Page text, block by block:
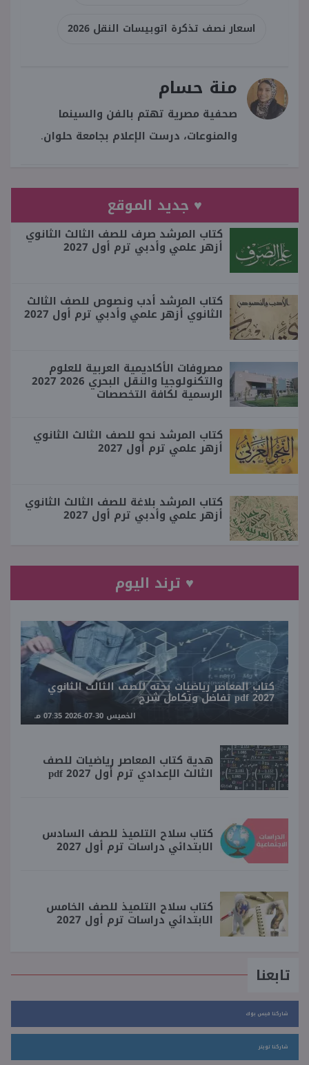
اسعار نصف تذكرة اتوبيسات النقل 2026
منة حسام
صحفية مصرية تهتم بالفن والسينما
والمنوعات، درست الإعلام بجامعة حلوان.
♥ جديد الموقع
كتاب المرشد صرف للصف الثالث الثانوي
أزهر علمي وأدبي ترم أول 2027
كتاب المرشد أدب ونصوص للصف الثالث
الثانوي أزهر علمي وأدبي ترم أول 2027
مصروفات الأكاديمية العربية للعلوم
والتكنولوجيا والنقل البحري 2026 2027
الرسمية لكافة التخصصات
كتاب المرشد نحو للصف الثالث الثانوي
أزهر علمي ترم أول 2027
كتاب المرشد بلاغة للصف الثالث الثانوي
أزهر علمي وأدبي ترم أول 2027
♥ ترند اليوم
كتاب المعاصر رياضيات بحته للصف الثالث الثانوي
2027 pdf تفاضل وتكامل شرح
الخميس 30-07-2026 07:35 مـ
هدية كتاب المعاصر رياضيات للصف
الثالث الإعدادي ترم أول 2027 pdf
كتاب سلاح التلميذ للصف السادس
الابتدائي دراسات ترم أول 2027
كتاب سلاح التلميذ للصف الخامس
الابتدائي دراسات ترم أول 2027
تابعنا
شاركنا فيس بوك
شاركنا تويتر